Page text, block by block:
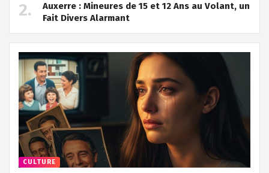
Auxerre : Mineures de 15 et 12 Ans au Volant, un
Fait Divers Alarmant
CULTURE